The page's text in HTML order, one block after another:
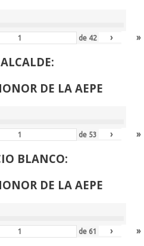
de 42 › »
DE LA AEPE
de 53 › »
BLANCO:
DE LA AEPE
de 61 › »